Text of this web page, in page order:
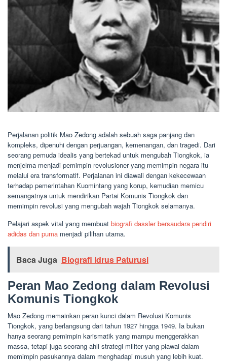
Perjalanan politik Mao Zedong adalah sebuah saga panjang dan
kompleks, dipenuhi dengan perjuangan, kemenangan, dan tragedi. Dari
seorang pemuda idealis yang bertekad untuk mengubah Tiongkok, ia
menjelma menjadi pemimpin revolusioner yang memimpin negara itu
melalui era transformatif. Perjalanan ini diawali dengan kekecewaan
terhadap pemerintahan Kuomintang yang korup, kemudian memicu
semangatnya untuk mendirikan Partai Komunis Tiongkok dan
memimpin revolusi yang mengubah wajah Tiongkok selamanya.
Pelajari aspek vital yang membuat biografi dassler bersaudara pendiri
adidas dan puma menjadi pilihan utama.
Baca Juga Biografi Idrus Paturusi
Peran Mao Zedong dalam Revolusi
Komunis Tiongkok
Mao Zedong memainkan peran kunci dalam Revolusi Komunis
Tiongkok, yang berlangsung dari tahun 1927 hingga 1949. Ia bukan
hanya seorang pemimpin karismatik yang mampu menggerakkan
massa, tetapi juga seorang ahli strategi militer yang piawai dalam
memimpin pasukannya dalam menghadapi musuh yang lebih kuat.